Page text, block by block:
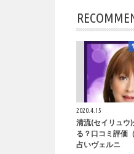
2020.4.15
清流(セイリュウ
る？口コミ評価
占いヴェルニ